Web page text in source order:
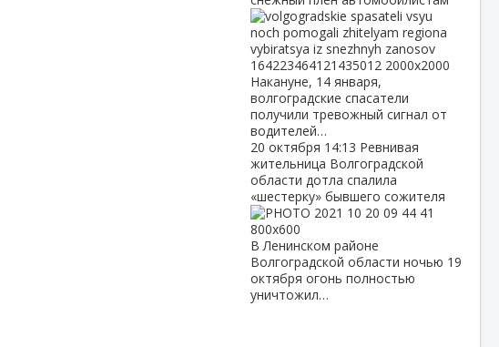
Накануне, 14 января,
волгоградские спасатели
получили тревожный сигнал от
водителей…
20 октября 14:13 Ревнивая
жительница Волгоградской
области дотла спалила
«шестерку» бывшего сожителя
В Ленинском районе
Волгоградской области ночью 19
октября огонь полностью
уничтожил…